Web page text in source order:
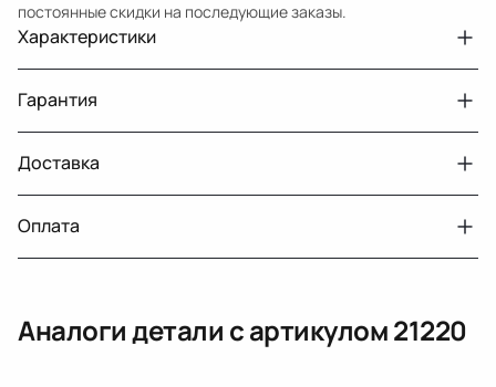
постоянные скидки на последующие заказы.
Характеристики
Авто
MercedesBenz E W212
Год
2013
Тег
Мерседес Бенс Е
Гарантия
Двигатели с навесным или без навесного
оборудования
30 дней
Датчик давления топлива, насос
топлива, ТНВД (бензин, дизель), форсунка
бензиновая (дизельная) механическая
14 дней
Доставка
Оплата
Оплата онлайн
Аналоги детали с артикулом21220